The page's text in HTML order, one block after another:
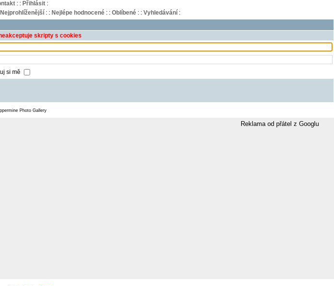
: : Přihlásit :
Nejprohlíženější: : Nejlépe hodnocené: : Oblíbené: : Vyhledávání:
skripty s cookies
si mě
Photo Gallery
Reklama od přátel z Googlu